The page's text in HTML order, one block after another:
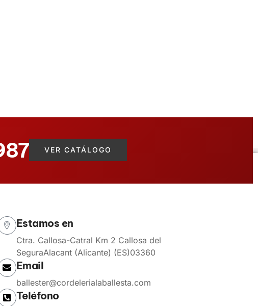
VER CATÁLOGO
Estamos en
Ctra. Callosa-Catral Km 2 Callosa del
SeguraAlacant (Alicante) (ES)03360
Email
ballester@cordelerialaballesta.com
Teléfono